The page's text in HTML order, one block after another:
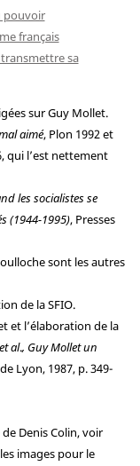
pouvoir
français
sa
sur Guy Mollet.
aimé, Plon 1992 et
qui l’est nettement
les socialistes se
(1944-1995), Presses
sont les autres
de la SFIO.
et l’élaboration de la
et al., Guy Mollet un
Lyon, 1987, p. 349-
Denis Colin, voir
images pour le